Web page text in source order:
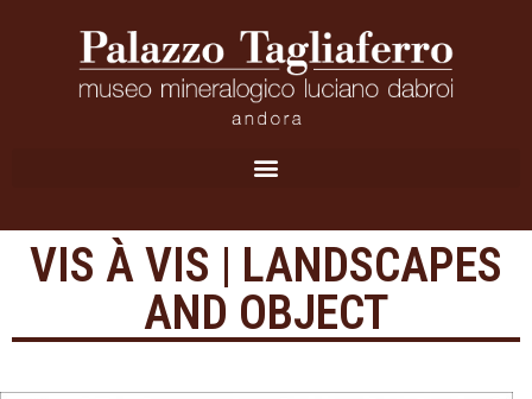
VIS À VIS | LANDSCAPES
AND OBJECT